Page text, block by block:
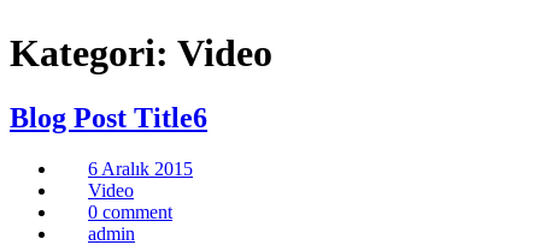
Kategori: Video
Blog Post Title6
6 Aralık 2015
Video
0 comment
admin